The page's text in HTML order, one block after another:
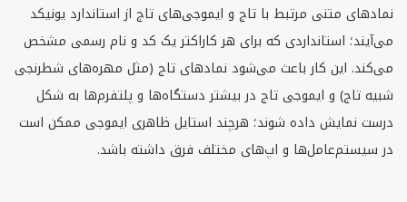
نمادهای متنی مرتبط با تاج و ایموجی‌های تاج از استاندارد یونیکد
می‌آیند؛ استانداردی که برای هر کاراکتر یک کد و نام رسمی مشخص
می‌کند. این کار باعث می‌شود نمادهای تاج (مثل مهره‌های شطرنجی
شبیه تاج) و ایموجی تاج در بیشتر دستگاه‌ها و پلتفرم‌ها به شکل
درست نمایش داده شوند؛ هرچند استایل ظاهری ایموجی ممکن است
در سیستم‌عامل‌ها و اپ‌های مختلف فرق داشته باشد.